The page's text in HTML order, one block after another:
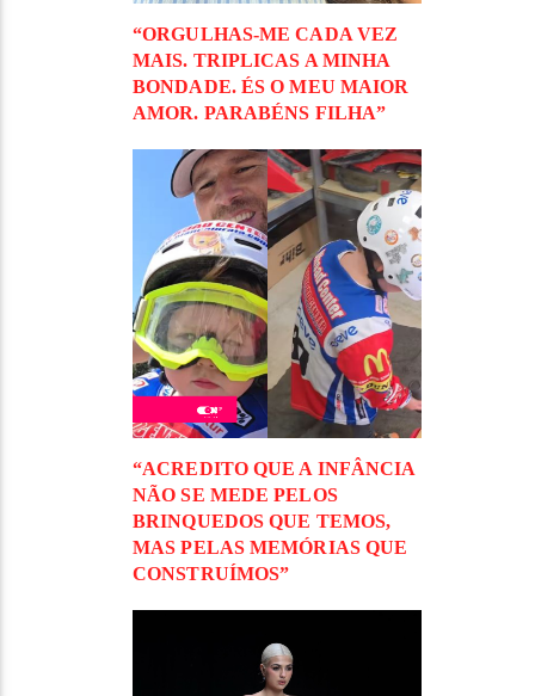
“ORGULHAS-ME CADA VEZ
MAIS. TRIPLICAS A MINHA
BONDADE. ÉS O MEU MAIOR
AMOR. PARABÉNS FILHA”
“ACREDITO QUE A INFÂNCIA
NÃO SE MEDE PELOS
BRINQUEDOS QUE TEMOS,
MAS PELAS MEMÓRIAS QUE
CONSTRUÍMOS”